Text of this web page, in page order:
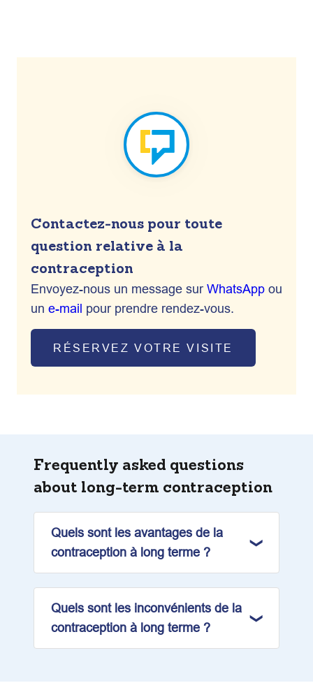
Contactez-nous pour toute
question relative à la
contraception
Envoyez-nous un message sur WhatsApp ou
un e-mail pour prendre rendez-vous.
RÉSERVEZ VOTRE VISITE
Frequently asked questions
about long-term contraception
Quels sont les avantages de la
contraception à long terme ?
Quels sont les inconvénients de la
contraception à long terme ?